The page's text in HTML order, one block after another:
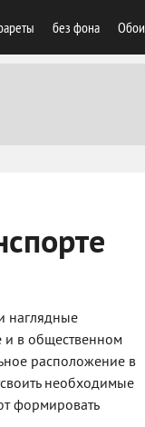
без фона Обои
наглядные
и в общественном
расположение в
необходимые
формировать